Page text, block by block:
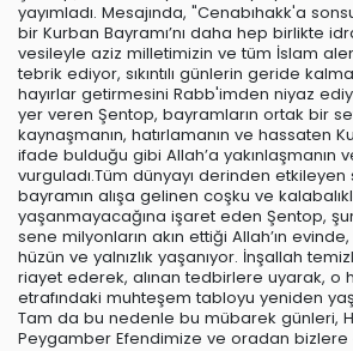
yayımladı. Mesajında, "Cenabıhakk'a
bir Kurban Bayramı’nı daha hep birlikte
vesileyle aziz milletimizin ve tüm İslam
tebrik ediyor, sıkıntılı günlerin geride
hayırlar getirmesini Rabb'imden niyaz
yer veren Şentop, bayramların ortak bir
kaynaşmanın, hatırlamanın ve hassaten
ifade bulduğu gibi Allah’a yakınlaşmanın
vurguladı.Tüm dünyayı derinden
bayramın alışa gelinen coşku ve
yaşanmayacağına işaret eden Şentop,
sene milyonların akın ettiği Allah’ın evinde,
hüzün ve yalnızlık yaşanıyor. İnşallah
riayet ederek, alınan tedbirlere uyarak, o
etrafındaki muhteşem tabloyu yeniden
Tam da bu nedenle bu mübarek günleri,
Peygamber Efendimize ve oradan